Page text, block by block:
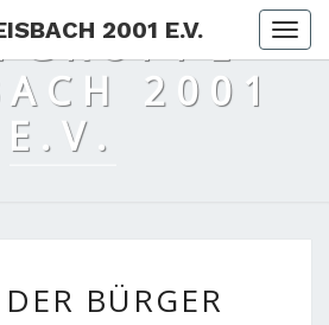
2001 E.V.
2001
E.V.
DERBÜRGER